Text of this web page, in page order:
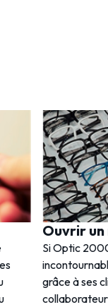
Ouvrir un
Si Optic
grâce à ses